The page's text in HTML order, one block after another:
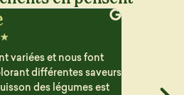
☆
des plats que je reçois
Beaucoup de choix et
détaillé pour suivre